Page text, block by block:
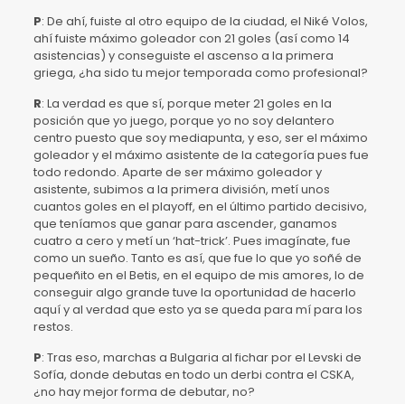
P: De ahí, fuiste al otro equipo de la ciudad, el Niké Volos,
ahí fuiste máximo goleador con 21 goles (así como 14
asistencias) y conseguiste el ascenso a la primera
griega, ¿ha sido tu mejor temporada como profesional?
R: La verdad es que sí, porque meter 21 goles en la
posición que yo juego, porque yo no soy delantero
centro puesto que soy mediapunta, y eso, ser el máximo
goleador y el máximo asistente de la categoría pues fue
todo redondo. Aparte de ser máximo goleador y
asistente, subimos a la primera división, metí unos
cuantos goles en el playoff, en el último partido decisivo,
que teníamos que ganar para ascender, ganamos
cuatro a cero y metí un ‘hat-trick’. Pues imagínate, fue
como un sueño. Tanto es así, que fue lo que yo soñé de
pequeñito en el Betis, en el equipo de mis amores, lo de
conseguir algo grande tuve la oportunidad de hacerlo
aquí y al verdad que esto ya se queda para mí para los
restos.
P: Tras eso, marchas a Bulgaria al fichar por el Levski de
Sofía, donde debutas en todo un derbi contra el CSKA,
¿no hay mejor forma de debutar, no?